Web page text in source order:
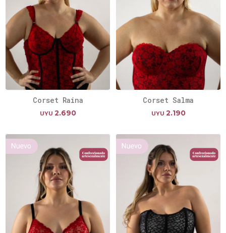
Corset Raina
UYU 2.690
Corset Salma
UYU 2.190